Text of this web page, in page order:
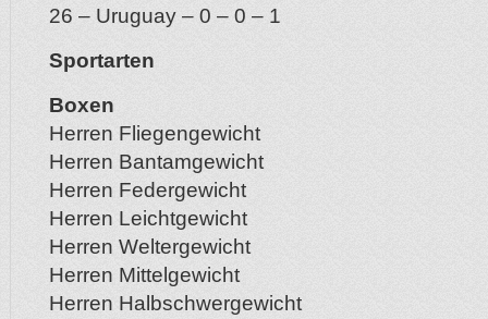
26 – Uruguay – 0 – 0 – 1
Sportarten
Boxen
Herren Fliegengewicht
Herren Bantamgewicht
Herren Federgewicht
Herren Leichtgewicht
Herren Weltergewicht
Herren Mittelgewicht
Herren Halbschwergewicht